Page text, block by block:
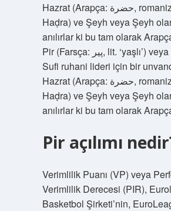
Hazrat (Arapça: حضرة‎, romanize edilmiş:
Haḍra) ve Şeyh veya Şeyh
anılırlar ki bu tam olarak Arapça
Pir (Farsça: پیر‎, lit. ‘yaşlı’) veya Akran, bir
Sufi ruhani lideri için bir
Hazrat (Arapça: حضرة‎, romanize edilmiş:
Haḍra) ve Şeyh veya Şeyh
anılırlar ki bu tam olarak Arapça
Pir açılımı
Verimlilik Puanı (VP) veya
Verimlilik Derecesi (PIR),
Basketbol Şirketi’nin,